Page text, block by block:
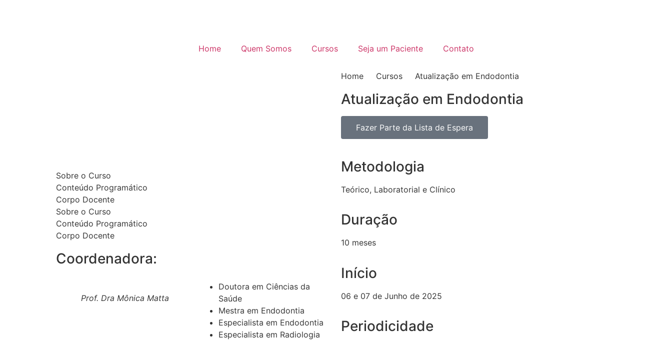
Home Quem Somos Cursos Seja um Paciente Contato
Home Cursos Atualização em Endodontia
Atualização em Endodontia
Fazer Parte da Lista de Espera
Sobre o Curso
Conteúdo Programático
Corpo Docente
Sobre o Curso
Conteúdo Programático
Corpo Docente
Coordenadora:
Prof. Dra Mônica Matta
Doutora em Ciências da
Saúde
Mestra em Endodontia
Especialista em Endodontia
Especialista em Radiologia
Metodologia
Teórico, Laboratorial e Clínico
Duração
10 meses
Início
06 e 07 de Junho de 2025
Periodicidade